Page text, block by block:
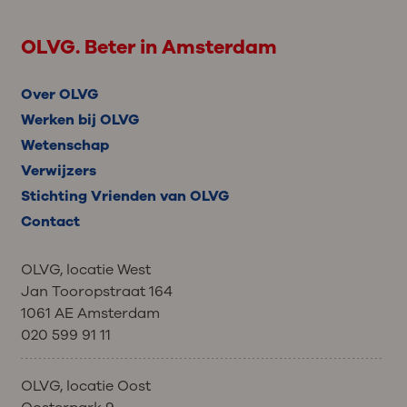
OLVG. Beter in Amsterdam
Over OLVG
Werken bij OLVG
Wetenschap
Verwijzers
Stichting Vrienden van OLVG
Contact
OLVG, locatie West
Jan Tooropstraat 164
1061 AE Amsterdam
020 599 91 11
OLVG, locatie Oost